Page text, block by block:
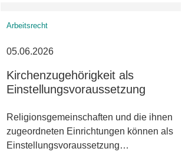
Arbeitsrecht
05.06.2026
Kirchenzugehörigkeit als
Einstellungsvoraussetzung
Religionsgemeinschaften und die ihnen
zugeordneten Einrichtungen können als
Einstellungsvoraussetzung…